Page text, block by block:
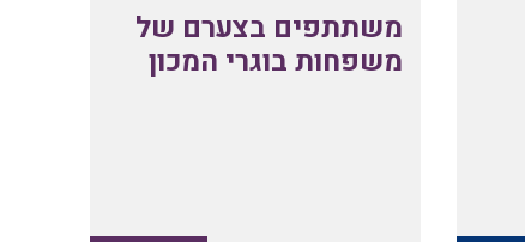
משתתפים בצערם של
משפחות בוגרי המכון